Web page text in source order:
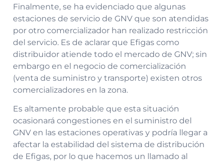
Finalmente, se ha evidenciado que algunas
estaciones de servicio de GNV que son atendidas
por otro comercializador han realizado restricción
del servicio. Es de aclarar que Efigas como
distribuidor atiende todo el mercado de GNV; sin
embargo en el negocio de comercialización
(venta de suministro y transporte) existen otros
comercializadores en la zona.
Es altamente probable que esta situación
ocasionará congestiones en el suministro del
GNV en las estaciones operativas y podría llegar a
afectar la estabilidad del sistema de distribución
de Efigas, por lo que hacemos un llamado al